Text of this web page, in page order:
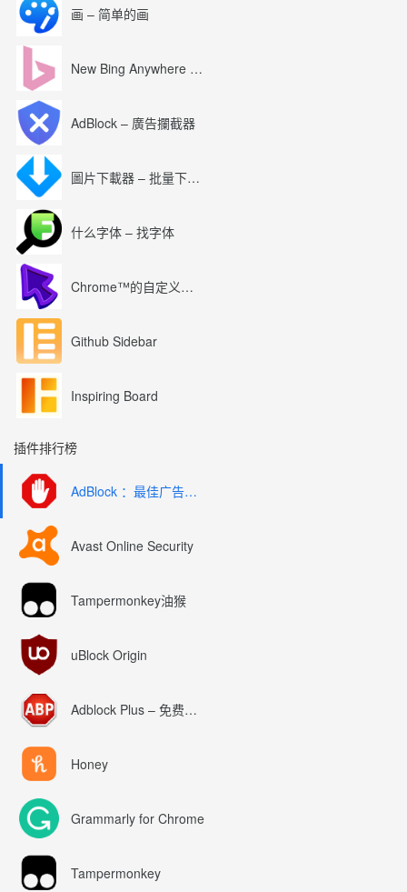
画 – 简单的画
New Bing Anywhere (Bing Chat GPT-4)
AdBlock – 廣告攔截器
圖片下載器 – 批量下載圖片
什么字体 – 找字体
Chrome™的自定义光标
Github Sidebar
Inspiring Board
插件排行榜
AdBlock ：最佳广告拦截工具
Avast Online Security
Tampermonkey油猴
uBlock Origin
Adblock Plus – 免费的广告拦截器
Honey
Grammarly for Chrome
Tampermonkey